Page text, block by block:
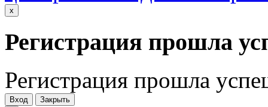
x
Регистрация прошла
Регистрация прошла
Вход
Закрыть